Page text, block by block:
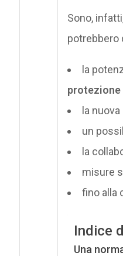
Sono,
potrebbero
la
protezione
la nuova
un
la
misure
fino alla
Indice
Una